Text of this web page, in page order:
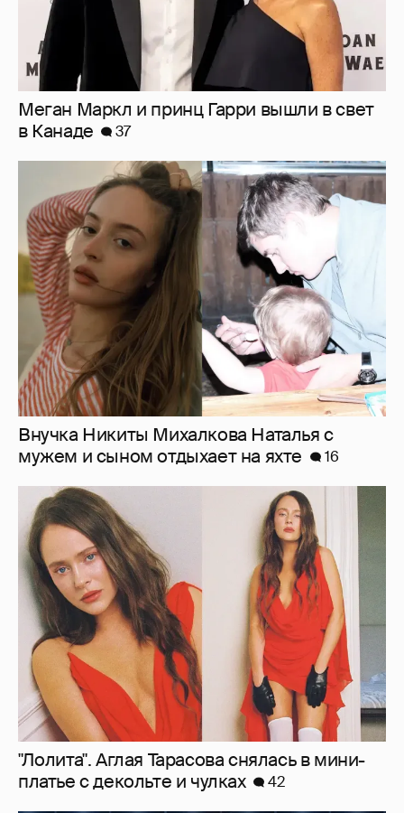
Внучка Никиты Михалкова Наталья с
мужем и сыном отдыхает на яхте
"Лолита". Аглая Тарасова снялась в мини-
платье с декольте и чулках
42